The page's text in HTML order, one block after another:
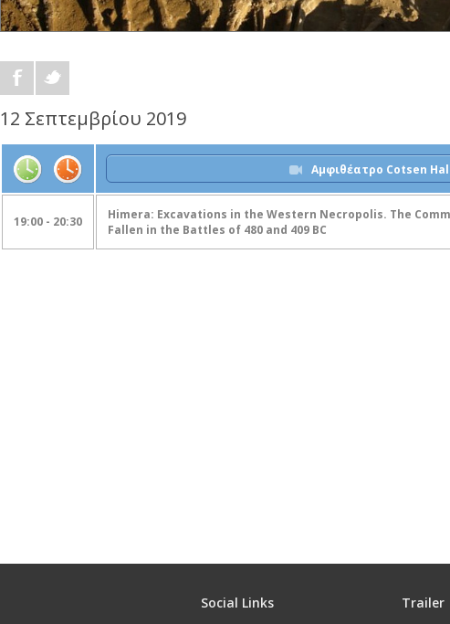
12 Σεπτεμβρίου 2019
Αμφιθέατρο Cotsen
19:00 - 20:30
Himera: Excavations in the Western Necropolis. The
Fallen in the Battles of 480 and 409 BC
Social Links Trailer